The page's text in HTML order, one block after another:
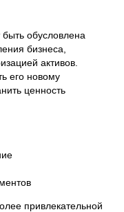
обусловлена
бизнеса,
активов.
его новому
ценность
привлекательной